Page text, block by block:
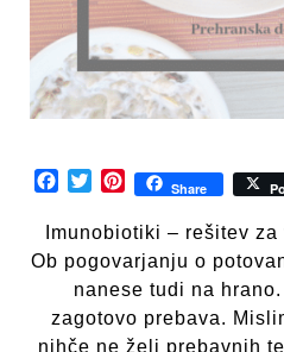
Facebook
TwitterPinterest
Share
Imunobiotiki – rešitev
Ob pogovarjanju o
nanese tudi na
zagotovo prebava.
nihče ne želi prebavnih